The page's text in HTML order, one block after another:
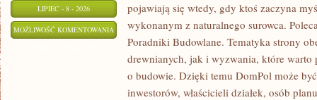
LIPIEC - 8 - 2026
MOŻLIWOŚĆ KOMENTOWANIA TECHNOLOGIE
KONSTRUKCJE
pojawiają się wtedy, gdy ktoś zaczyna
wykonanym z naturalnego surowca.
Poradniki Budowlane. Tematyka strony
drewnianych, jak i wyzwania, które warto
o budowie. Dzięki temu DomPol może
inwestorów, właścicieli działek, osób